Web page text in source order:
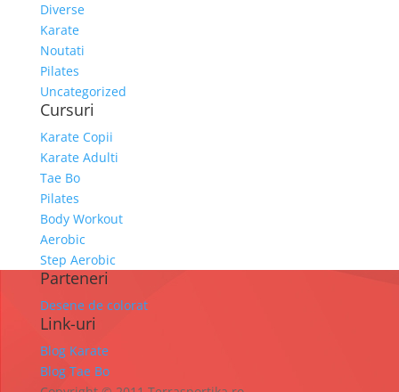
Diverse
Karate
Noutati
Pilates
Uncategorized
Cursuri
Karate Copii
Karate Adulti
Tae Bo
Pilates
Body Workout
Aerobic
Step Aerobic
Parteneri
Desene de colorat
Link-uri
Blog Karate
Blog Tae Bo